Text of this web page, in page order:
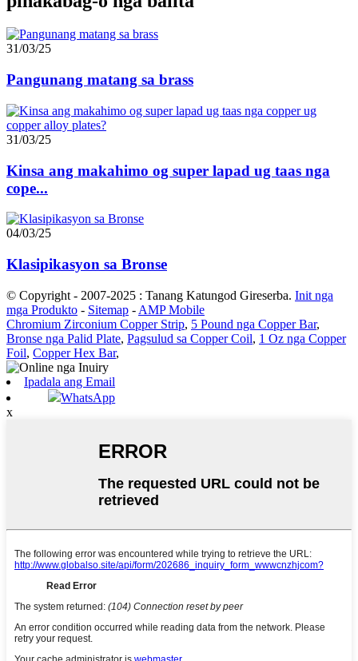
31/03/25
Pangunang matang sa brass
31/03/25
Kinsa ang makahimo og super lapad ug taas nga
cope...
04/03/25
Klasipikasyon sa Bronse
© Copyright - 2007-2025 : Tanang Katungod Gireserba. Init nga
mga Produkto - Sitemap - AMP Mobile
Chromium Zirconium Copper Strip, 5 Pound nga Copper Bar,
Bronse nga Palid Plate, Pagsulud sa Copper Coil, 1 Oz nga Copper
Foil, Copper Hex Bar,
Ipadala ang Email
WhatsApp
x